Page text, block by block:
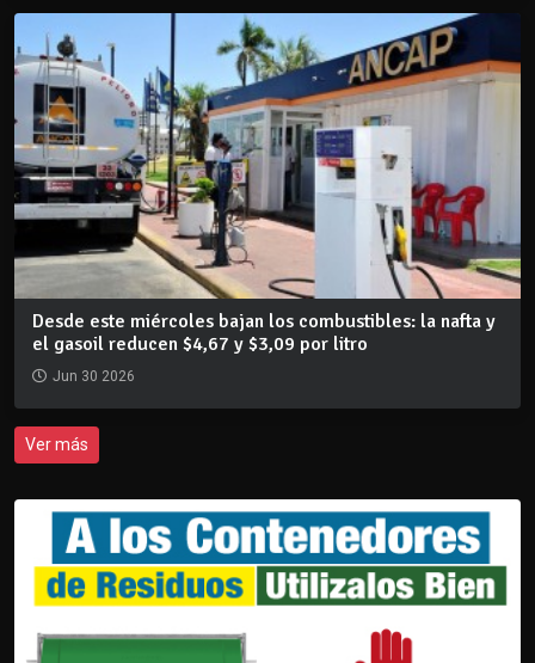
Desde este miércoles bajan los combustibles: la nafta y
el gasoil reducen $4,67 y $3,09 por litro
Jun 30 2026
Ver más